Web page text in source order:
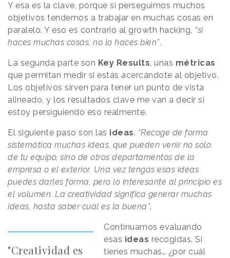
Y esa es la clave, porque si perseguimos muchos
objetivos tendemos a trabajar en muchas cosas en
paralelo. Y eso es contrario al growth hacking, “si
haces muchas cosas, no lo haces bien”.
La segunda parte son Key Results, unas métricas
que permitan medir si estás acercándote al objetivo.
Los objetivos sirven para tener un punto de vista
alineado, y los resultados clave me van a decir si
estoy persiguiendo eso realmente.
El siguiente paso son las ideas. “Recoge de forma
sistemática muchas ideas, que pueden venir no solo
de tu equipo, sino de otros departamentos de la
empresa o el exterior. Una vez tengas esas ideas
puedes darles forma, pero lo interesante al principio es
el volumen. La creatividad significa generar muchas
ideas, hasta saber cuál es la buena”.
"Creatividad es
Continuamos evaluando
esas ideas recogidas. Si
tienes muchas… ¿por cuál